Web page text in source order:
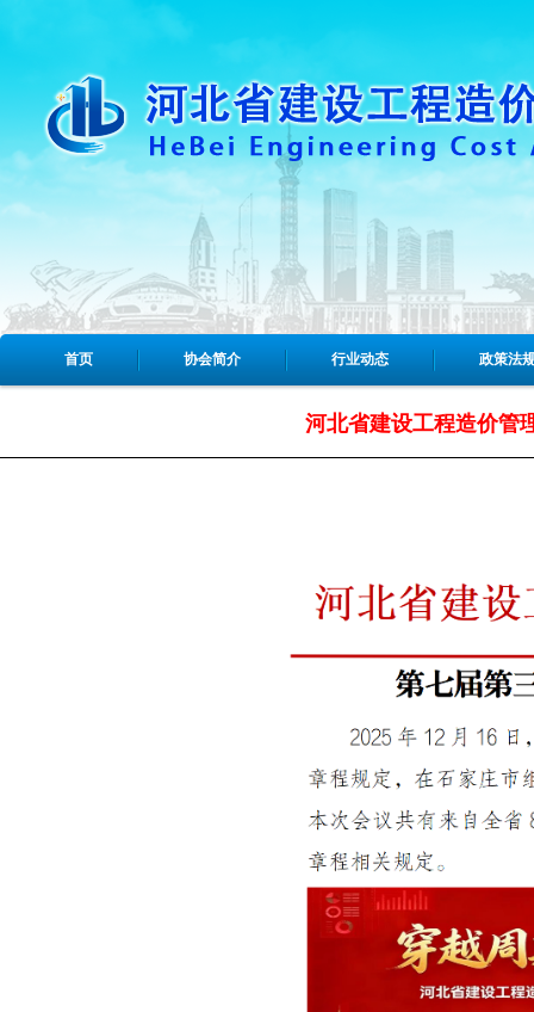
首页 协会简介 行业动态 政策法
河北省建设工程造价管